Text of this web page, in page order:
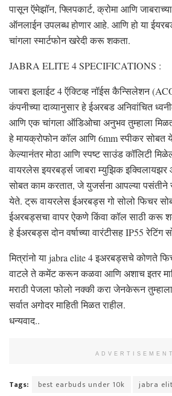
पासून ऍमेझॉन, फ्लिपकार्ट, क्रोमा आणि
ऑनलाईन उपलब्ध होणार आहे. आणि हो या
चांगला स्मार्टफोन खरेदी करू शकता.
JABRA ELITE 4 SPECIFICATIONS :
जाबरा इलाईट 4 ऍक्टिव्ह नॉईस कैन्सिलेशन
कंपनीच्या दाव्यानुसार हे ईअरबड अनिवांचित
आणि एक चांगला ऑडिओचा अनुभव तुम्हाला
हे मायक्रोफोन कॉल आणि 6mm स्पीकर सोबत
केल्यानंतर मोठा आणि स्पष्ट साउंड कॉलिटी
वायरलेस इयरबर्ड्स जाबरा म्युझिक इक्विलायझर
सोबत काम करतात, जे युजर्सना आपल्या
येते. ट्रू वायरलेस ईअरबड्स गो सोलो फिचर
ईअरबड्सचा वापर ऐकणे किंवा कॉल साठी करू
हे ईअरबड्स दोन वर्षाच्या वारंटीसह IP55 रेटिंग
मित्रांनो या jabra elite 4 इअरबड्सचे कोणते
वाटले ते कमेंट करून कळवा आणि अशाच इतर
मराठी पेजला फोलो नक्की करा जेनकेरून
सर्वात अगोदर माहिती मिळत राहील.
धन्यवाद..
ADVERTISEMENT
Tags: best earbuds under 10k jabra